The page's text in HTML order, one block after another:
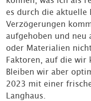
es durch die aktuelle
Verzögerungen
aufgehoben und neu
oder Materialien
Faktoren, auf die wir
Bleiben wir aber
2023 mit einer
Langhaus.